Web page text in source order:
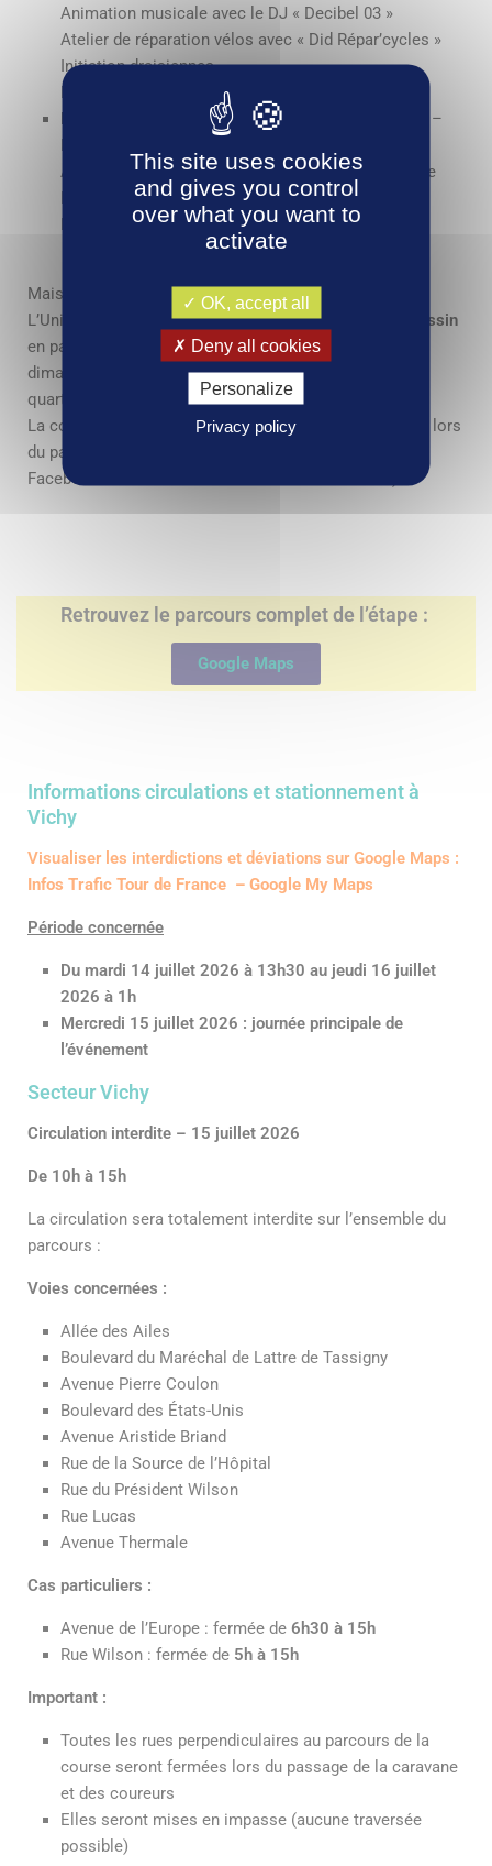
Animation musicale avec le DJ « Decibel 03 »
Atelier de réparation vélos avec « Did Répar’cycles »
Initiation draisiennes
Buvette et restauration sur place
Dans la zone artisanale du Coquet
(Rue du Coquet –
RN209)
Atelier maquillage (gratuit) aux couleurs du Tour de
France
Buvette et restauration sur place
Mais aussi :
L’Union des Commerçants organise unconcours de dessin
en partenariat avec les écoles : remise des prix le
dimanche 28 juin lors du pique-nique des comités de
quartier (à la base de loisirs).
La commune organisera unconcours photos
le JOUR J lors
du passage de la course (communication sur la page
Facebook de la ville de Saint-Germain-des-Fossés).
Retrouvez le parcours complet de l’étape :
Google Maps
Informations circulations et stationnement à
Vichy
Visualiser les interdictions et déviations sur Google Maps :
Infos Trafic Tour de France – Google My Maps
Période concernée
Du mardi 14 juillet 2026 à 13h30 au jeudi 16 juillet
2026 à 1h
Mercredi 15 juillet 2026 : journée principale de
l’événement
Secteur Vichy
Circulation interdite – 15 juillet 2026
De 10h à 15h
La circulation sera totalement interdite sur l’ensemble du
parcours :
Voies concernées :
Allée des Ailes
Boulevard du Maréchal de Lattre de Tassigny
Avenue Pierre Coulon
Boulevard des États-Unis
Avenue Aristide Briand
Rue de la Source de l’Hôpital
Rue du Président Wilson
Rue Lucas
Avenue Thermale
Cas particuliers :
Avenue de l’Europe : fermée de 6h30 à 15h
Rue Wilson : fermée de 5h à 15h
Important :
Toutes les rues perpendiculaires au parcours de la
course seront fermées lors du passage de la caravane
et des coureurs
Elles seront mises en impasse (aucune traversée
possible)
This site uses cookies
and gives you control
over what you want to
activate
OK, accept all
Deny all cookies
Personalize
Privacy policy